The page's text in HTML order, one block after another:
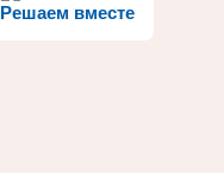
Решаем вместе